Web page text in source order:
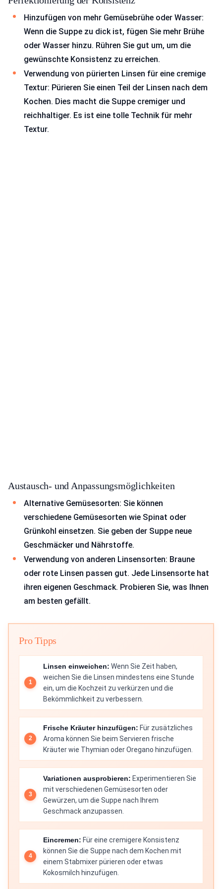
Hinzufügen von mehr Gemüsebrühe oder Wasser:
Wenn die Suppe zu dick ist, fügen Sie mehr Brühe
oder Wasser hinzu. Rühren Sie gut um, um die
gewünschte Konsistenz zu erreichen.
Verwendung von pürierten Linsen für eine cremige
Textur: Pürieren Sie einen Teil der Linsen nach dem
Kochen. Dies macht die Suppe cremiger und
reichhaltiger. Es ist eine tolle Technik für mehr
Textur.
Austausch- und Anpassungsmöglichkeiten
Alternative Gemüsesorten: Sie können
verschiedene Gemüsesorten wie Spinat oder
Grünkohl einsetzen. Sie geben der Suppe neue
Geschmäcker und Nährstoffe.
Verwendung von anderen Linsensorten: Braune
oder rote Linsen passen gut. Jede Linsensorte hat
ihren eigenen Geschmack. Probieren Sie, was Ihnen
am besten gefällt.
Pro Tipps
Linsen einweichen: Wenn Sie Zeit haben,
weichen Sie die Linsen mindestens eine Stunde
ein, um die Kochzeit zu verkürzen und die
Bekömmlichkeit zu verbessern.
Frische Kräuter hinzufügen: Für zusätzliches
Aroma können Sie beim Servieren frische
Kräuter wie Thymian oder Oregano hinzufügen.
Variationen ausprobieren: Experimentieren Sie
mit verschiedenen Gemüsesorten oder
Gewürzen, um die Suppe nach Ihrem
Geschmack anzupassen.
Eincremen: Für eine cremigere Konsistenz
können Sie die Suppe nach dem Kochen mit
einem Stabmixer pürieren oder etwas
Kokosmilch hinzufügen.